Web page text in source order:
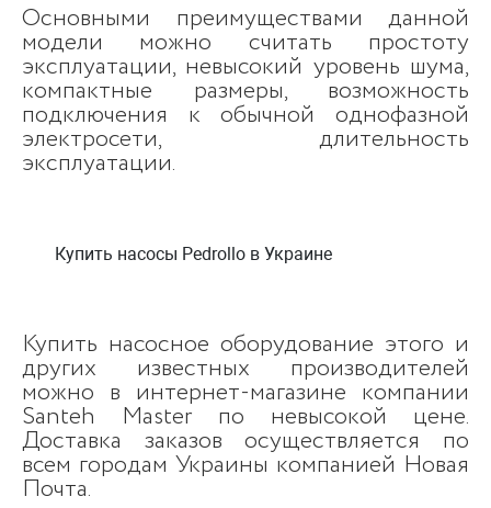
Основными преимуществами данной
модели можно считать простоту
эксплуатации, невысокий уровень шума,
компактные размеры, возможность
подключения к обычной однофазной
электросети, длительность
эксплуатации.
Купить насосы Pedrollo в Украине
Купить насосное оборудование этого и
других известных производителей
можно в интернет-магазине компании
Santeh Master по невысокой цене.
Доставка заказов осуществляется по
всем городам Украины компанией Новая
Почта.